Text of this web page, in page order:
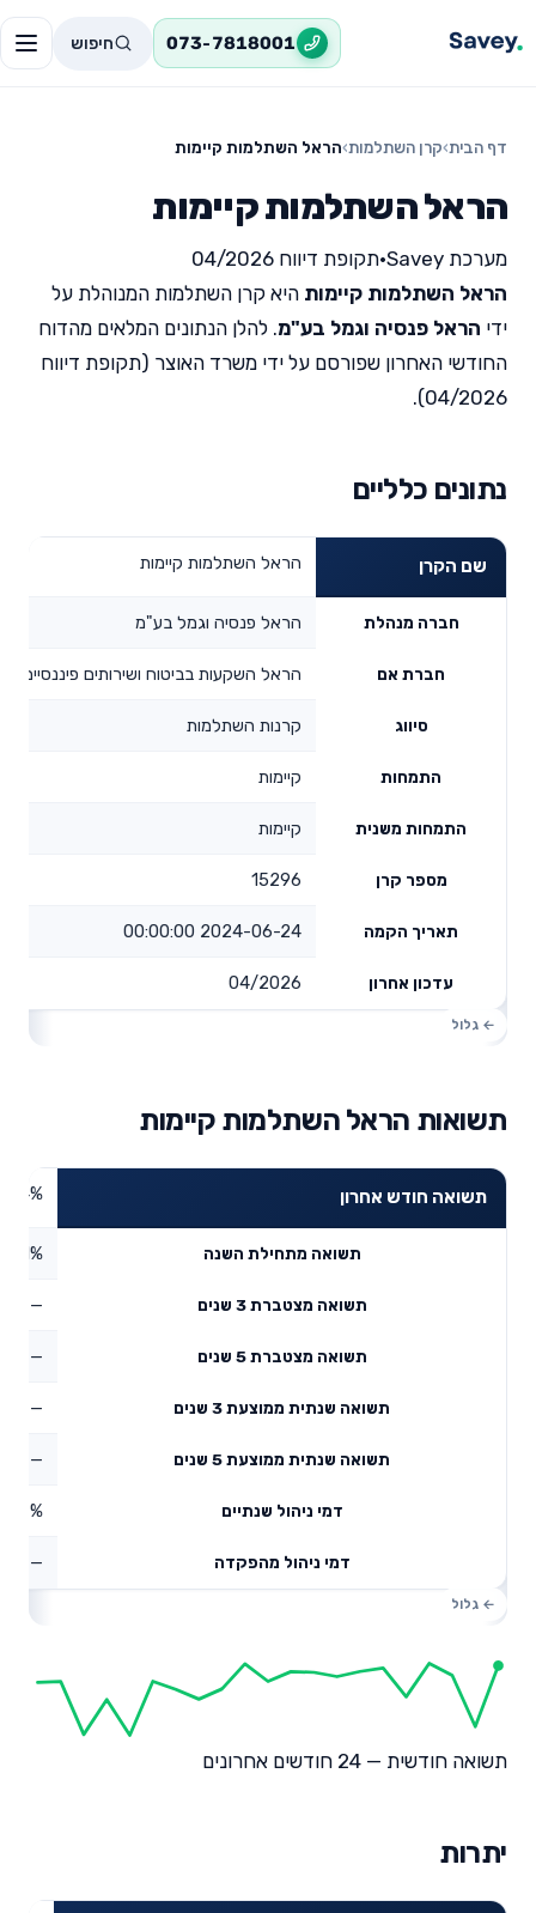
073-7818001 חיפוש
דף הבית›קרן השתלמות›הראל השתלמות קיימות
הראל השתלמות קיימות
מערכת Savey •תקופת דיווח 04/2026
הראל השתלמות קיימות היא קרן השתלמות המנוהלת על
ידי הראל פנסיה וגמל בע"מ. להלן הנתונים המלאים מהדוח
החודשי האחרון שפורסם על ידי משרד האוצר (תקופת דיווח
04/2026).
נתונים כלליים
שם הקרן הראל השתלמות קיימות
חברה מנהלת הראל פנסיה וגמל בע"מ
חברת אם הראל השקעות בביטוח ושירותים פיננסיים
סיווג קרנות השתלמות
התמחות קיימות
התמחות משנית קיימות
מספר קרן 15296
תאריך הקמה 2024-06-24 00:00:00
עדכון אחרון 04/2026
תשואות הראל השתלמות קיימות
תשואה חודש אחרון
תשואה מתחילת השנה 2.91%
תשואה מצטברת 3 שנים —
תשואה מצטברת 5 שנים —
תשואה שנתית ממוצעת 3 שנים —
תשואה שנתית ממוצעת 5 שנים —
דמי ניהול שנתיים
דמי ניהול מהפקדה —
תשואה חודשית — 24 חודשים אחרונים
יתרות